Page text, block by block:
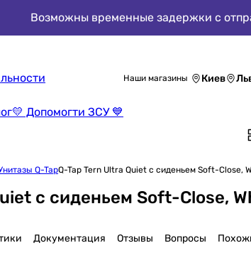
Возможны временные задержки с
💛 Допомогти ЗСУ 💙
Наши магазины Киев
Q-TapQ-Tap Tern Ultra Quiet с сиденьем Soft-Close,
с сиденьем Soft-Close,
Документация Отзывы Вопросы